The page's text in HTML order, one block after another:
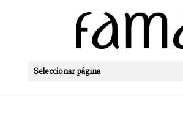
Seleccionar página